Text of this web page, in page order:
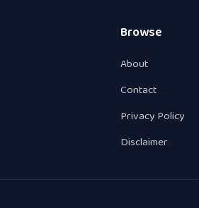
Browse
About
Contact
Privacy Policy
Disclaimer